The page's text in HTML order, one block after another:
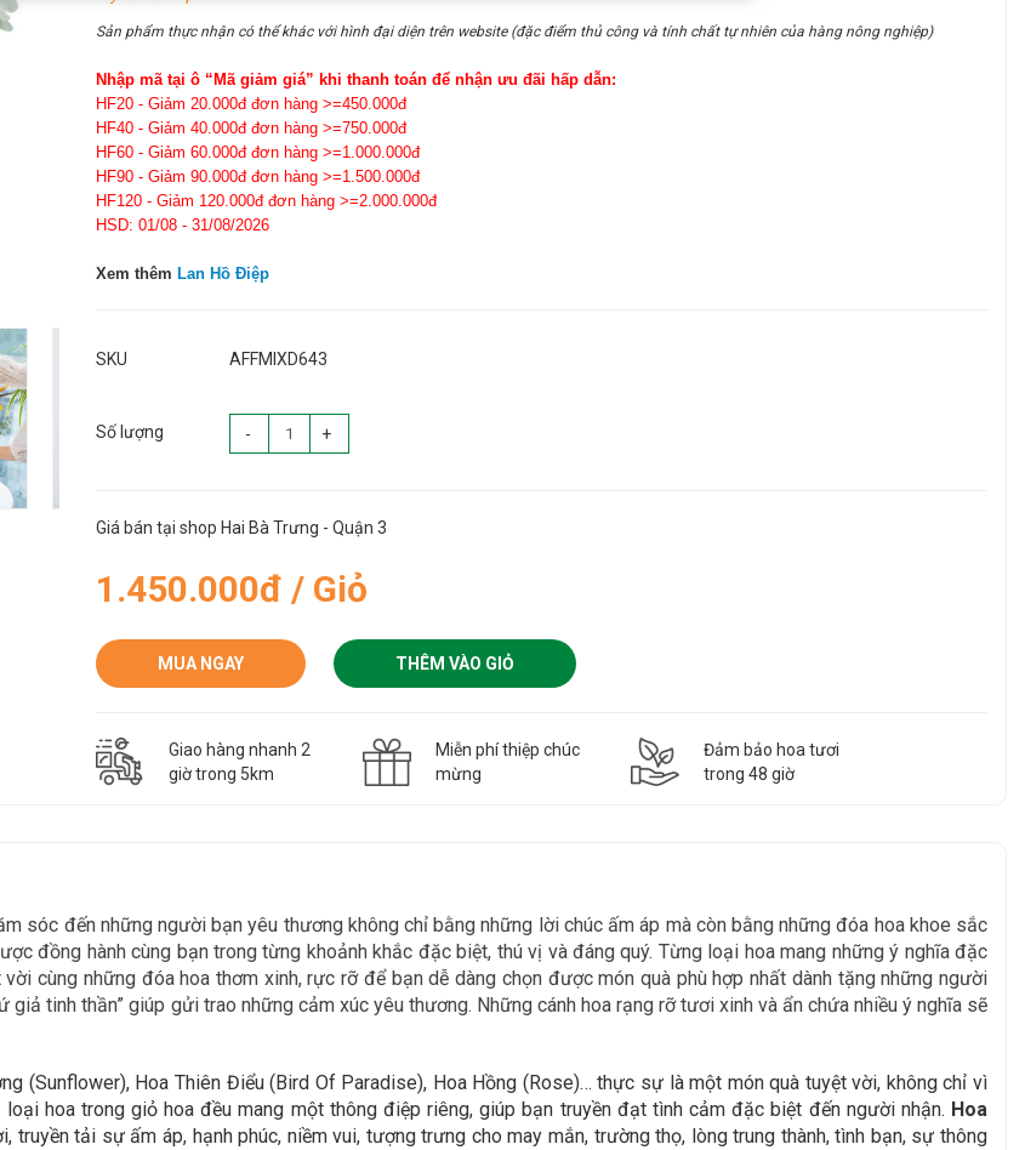
Sản phẩm thực nhận có thể khác với hình đại diện trên website (đặc điểm thủ công và tính chất tự nhiên của hàng nông nghiệp)
Nhập mã tại ô “Mã giảm giá” khi thanh toán để nhận ưu đãi hấp dẫn:
HF20 - Giảm 20.000đ đơn hàng >=450.000đ
HF40 - Giảm 40.000đ đơn hàng >=750.000đ
HF60 - Giảm 60.000đ đơn hàng >=1.000.000đ
HF90 - Giảm 90.000đ đơn hàng >=1.500.000đ
HF120 - Giảm 120.000đ đơn hàng >=2.000.000đ
HSD: 01/08 - 31/08/2026
Xem thêm Lan Hồ Điệp
SKU AFFMIXD643
Số lượng - +
Giá bán tại shop Hai Bà Trưng - Quận 3
1.450.000đ / Giỏ
MUA NGAY THÊM VÀO GIỎ
Giao hàng nhanh 2
giờ trong 5km
Miễn phí thiệp chúc
mừng
Đảm bảo hoa tươi
trong 48 giờ
sóc đến những người bạn yêu thương không chỉ bằng những lời chúc ấm áp mà còn bằng những đóa hoa khoe sắc
đồng hành cùng bạn trongtừng khoảnh khắc đặc biệt, thú vị và đáng quý. Từng loại hoa mang những ý nghĩa đặc
cùng những đóa hoa thơm xinh, rực rỡ để bạn dễ dàng chọn được món quà phù hợp nhất dành tặng những người
tinh thần” giúp gửi trao những cảm xúc yêu thương. Những cánh hoa rạng rỡ tươi xinh và ẩn chứa nhiều ý nghĩa sẽ
(Sunflower), Hoa Thiên Điểu (Bird Of Paradise), Hoa Hồng (Rose)… thực sự là một món quà tuyệt vời, không chỉ vì
hoa trong giỏ hoa đều mang một thông điệp riêng, giúp bạn truyền đạt tình cảm đặc biệt đến người nhận. Hoa
truyền tải sự ấm áp, hạnh phúc, niềm vui, tượng trưng cho may mắn, trường thọ, lòng trung thành, tình bạn, sự thông